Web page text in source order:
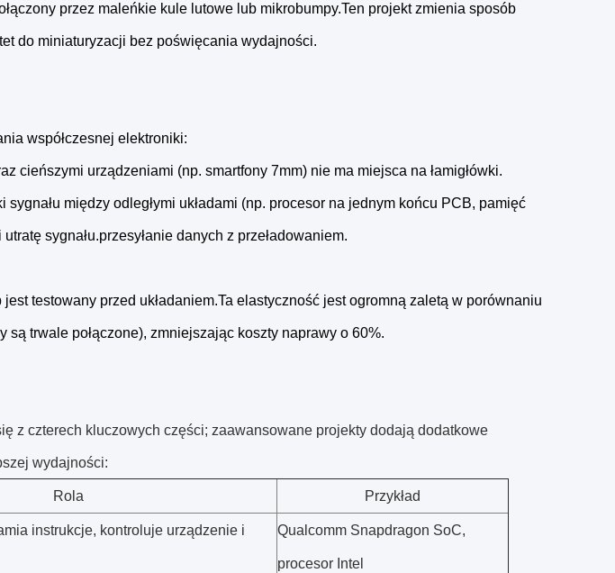
przez maleńkie kule lutowe lub mikrobumpy.Ten projekt zmienia sposób
do miniaturyzacji bez poświęcania wydajności.
współczesnej elektroniki:
cieńszymi urządzeniami (np. smartfony 7mm) nie ma miejsca na łamigłówki.
sygnału między odległymi układami (np. procesor na jednym końcu PCB, pamięć
sygnału.przesyłanie danych z przeładowaniem.
testowany przed układaniem.Ta elastyczność jest ogromną zaletą w porównaniu
trwale połączone), zmniejszając koszty naprawy o 60%.
z czterech kluczowych części; zaawansowane projekty dodają dodatkowe
wydajności:
Rola Przykład
instrukcje, kontroluje urządzenie i Qualcomm Snapdragon SoC,
procesor Intel